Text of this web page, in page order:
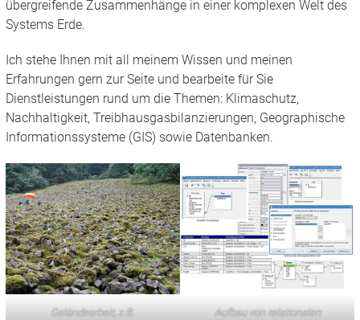
übergreifende Zusammenhänge in einer komplexen Welt des
Systems Erde.
Ich stehe Ihnen mit all meinem Wissen und meinen
Erfahrungen gern zur Seite und bearbeite für Sie
Dienstleistungen rund um die Themen: Klimaschutz,
Nachhaltigkeit, Treibhausgasbilanzierungen, Geographische
Informationssysteme (GIS) sowie Datenbanken.
Geländearbeit, z.B.
Aufbau von relationalen